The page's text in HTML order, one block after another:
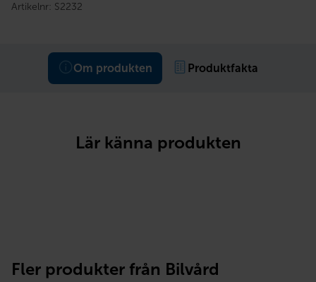
Artikelnr: S2232
Om produkten Produktfakta
Lär känna produkten
Fler produkter från Bilvård